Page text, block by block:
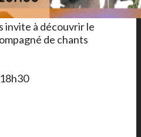
invite à découvrir le
de chants